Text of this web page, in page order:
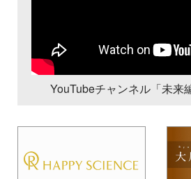
YouTubeチャンネル「未来